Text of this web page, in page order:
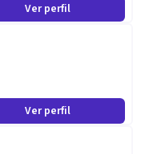
Ver perfil
Ver perfil